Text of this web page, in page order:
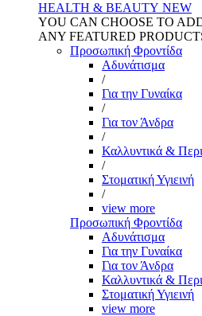
HEALTH & BEAUTY NEW
YOU CAN CHOOSE TO
ANY FEATURED
Προσωπική Φροντίδα
Αδυνάτισμα
/
Για την Γυναίκα
/
Για τον Άνδρα
/
Καλλυντικά &
/
Στοματική Υγιεινή
/
view more
Προσωπική Φροντίδα
Αδυνάτισμα
Για την Γυναίκα
Για τον Άνδρα
Καλλυντικά &
Στοματική Υγιεινή
view more